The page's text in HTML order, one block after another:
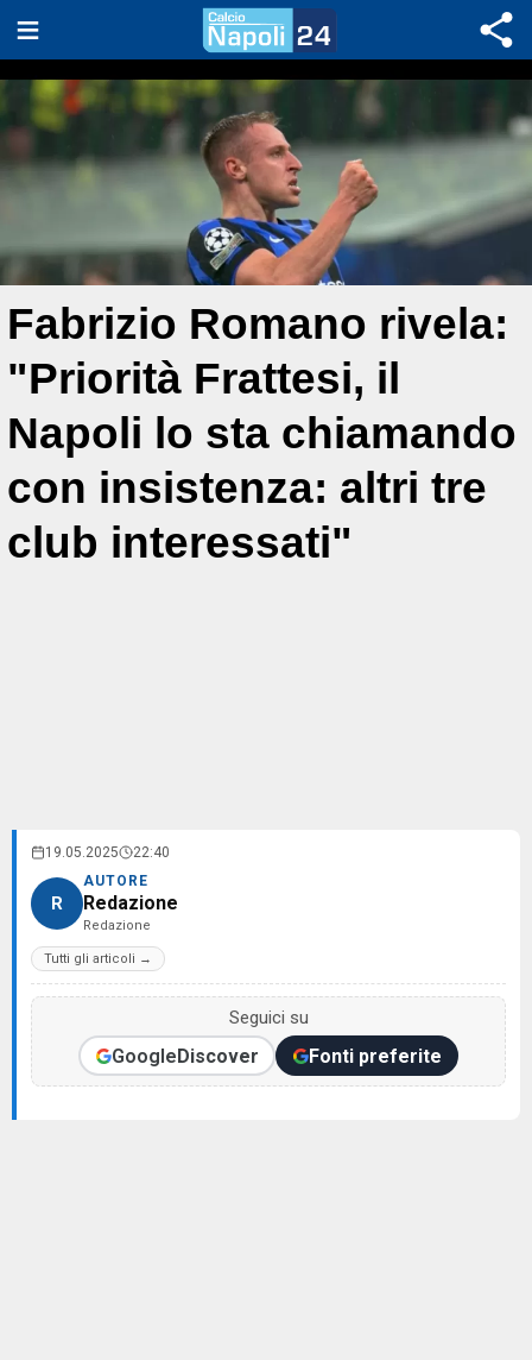
Fabrizio Romano rivela:
"Priorità Frattesi, il
Napoli lo sta chiamando
con insistenza: altri tre
club interessati"
19.05.2025 22:40
R
AUTORE
Redazione
Redazione
Tutti gli articoli →
Seguici su
GoogleDiscover Fonti preferite